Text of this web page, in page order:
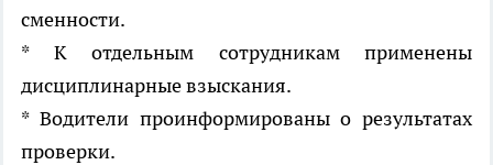
сменности.
* К отдельным сотрудникам применены
дисциплинарные взыскания.
* Водители проинформированы о результатах
проверки.